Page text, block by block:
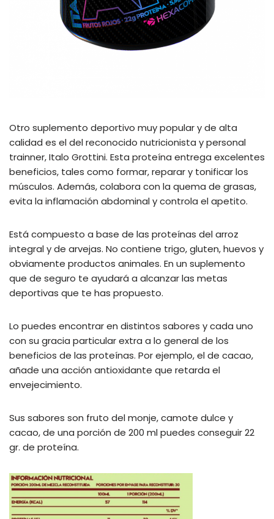
Otro suplemento deportivo muy popular y de alta
calidad es el del reconocido nutricionista y personal
trainner, Italo Grottini. Esta proteína entrega excelentes
beneficios, tales como formar, reparar y tonificar los
músculos. Además, colabora con la quema de grasas,
evita la inflamación abdominal y controla el apetito.
Está compuesto a base de las proteínas del arroz
integral y de arvejas. No contiene trigo, gluten, huevos y
obviamente productos animales. En un suplemento
que de seguro te ayudará a alcanzar las metas
deportivas que te has propuesto.
Lo puedes encontrar en distintos sabores y cada uno
con su gracia particular extra a lo general de los
beneficios de las proteínas. Por ejemplo, el de cacao,
añade una acción antioxidante que retarda el
envejecimiento.
Sus sabores son fruto del monje, camote dulce y
cacao, de una porción de 200 ml puedes conseguir 22
gr. de proteína.